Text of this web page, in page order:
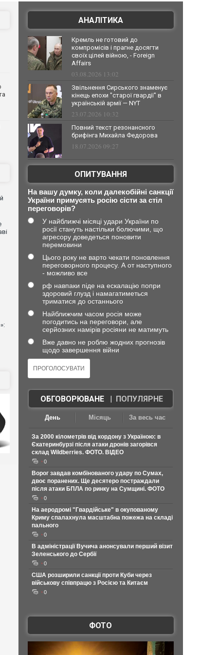
АНАЛІТИКА
Кремль не готовий до
компромісів і прагне досягти
своїх цілей війною, - Foreign
Affairs
03.08.2026 13:02
Звільнення Сирського знаменує
кінець епохи "старої гвардії" в
українській армії — NYT
23.07.2026 10:32
Повний текст резонансного
брифінга Михайла Федорова
18.07.2026 09:27
ОПИТУВАННЯ
На вашу думку, коли далекобійні санкції
України примусять росію сісти за стіл
переговорів?
У найближчі місяці удари України по
росії стануть настільки болючими, що
агресору доведеться поновити
перемовини
Цього року не варто чекати поновлення
переговорного процесу. А от наступного
- можливо все
рф навпаки піде на ескалацію попри
здоровий глузд і намагатиметься
триматися до останнього
Найближчим часом росія може
погодитись на переговори, але
серйозних намірів росіяни не матимуть
Вже давно не роблю жодних прогнозів
щодо завершення війни
ОБГОВОРЮВАНЕ| ПОПУЛЯРНЕ
День Місяць За весь час
За 2000 кілометрів від кордону з Україною: в
Єкатеринбурзі після атаки дронів загорівся
склад Wildberries. ФОТО. ВІДЕО
0
Ворог завдав комбінованого удару по Сумах,
двоє поранених. Ще десятеро постраждали
після атаки БПЛА по ринку на Сумщині. ФОТО
0
На аеродромі "Гвардійське" в окупованому
Криму спалахнула масштабна пожежа на складі
пального
0
В адміністрації Вучича анонсували перший візит
Зеленського до Сербії
0
США розширили санкції проти Куби через
військову співпрацю з Росією та Китаєм
0
ФОТО